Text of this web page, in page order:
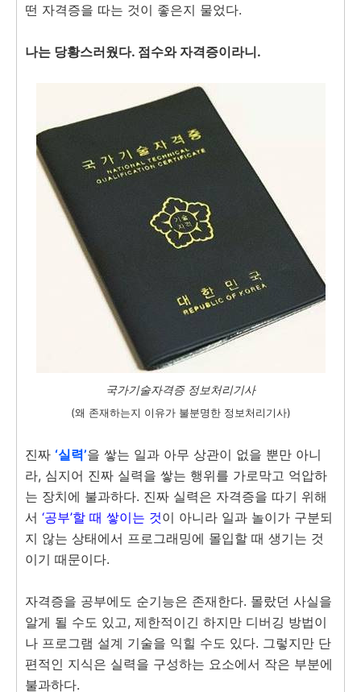
떤 자격증을 따는 것이 좋은지 물었다.
나는 당황스러웠다. 점수와 자격증이라니.
국가기술자격증 정보처리기사
(왜 존재하는지 이유가 불분명한 정보처리기사)
진짜 ‘실력’을 쌓는 일과 아무 상관이 없을 뿐만 아니
라, 심지어 진짜 실력을 쌓는 행위를 가로막고 억압하
는 장치에 불과하다. 진짜 실력은 자격증을 따기 위해
서 ‘공부’할 때 쌓이는 것이 아니라 일과 놀이가 구분되
지 않는 상태에서 프로그래밍에 몰입할 때 생기는 것
이기 때문이다.
자격증을 공부에도 순기능은 존재한다. 몰랐던 사실을
알게 될 수도 있고, 제한적이긴 하지만 디버깅 방법이
나 프로그램 설계 기술을 익힐 수도 있다. 그렇지만 단
편적인 지식은 실력을 구성하는 요소에서 작은 부분에
불과하다.